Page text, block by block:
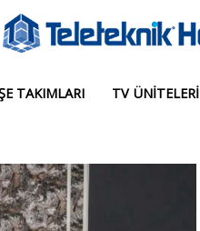
TAKIMLARI TV ÜNITELERI